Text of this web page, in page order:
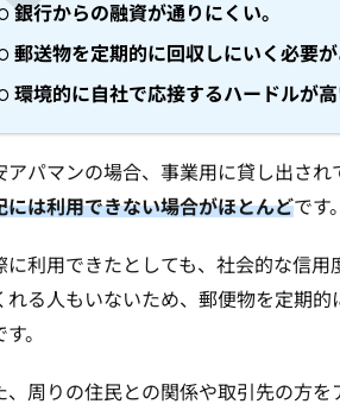
銀行からの融資が通りにくい。
郵送物を定期的に回収しにいく必要が
環境的に自社で応接するハードルが高
アパマンの場合、事業用に貸し出され
には利用できない場合がほとんどです。
に利用できたとしても、社会的な信
れる人もいないため、郵便物を定期
す。
、周りの住民との関係や取引先の方を